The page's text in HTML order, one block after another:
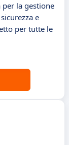
per la gestione
e
per tutte le